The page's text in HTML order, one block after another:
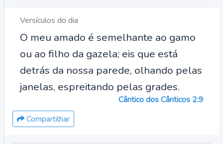
Versículos do dia
O meu amado é semelhante ao gamo
ou ao filho da gazela; eis que está
detrás da nossa parede, olhando pelas
janelas, espreitando pelas grades.
Cântico dos Cânticos 2:9
Compartilhar